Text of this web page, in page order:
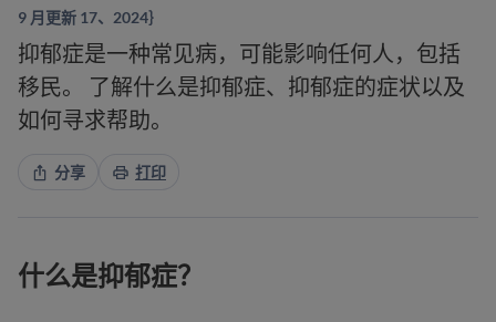
9 月更新 17、2024｝
抑郁症是一种常见病，可能影响任何人，包括
移民。 了解什么是抑郁症、抑郁症的症状以及
如何寻求帮助。
分享 打印
什么是抑郁症？